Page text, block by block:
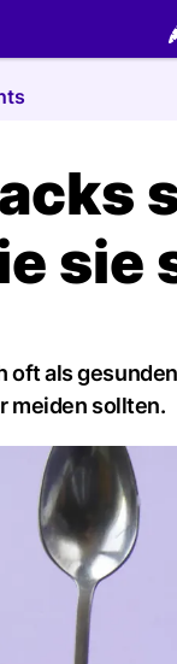
food.
sie
oft als
meiden sollten.